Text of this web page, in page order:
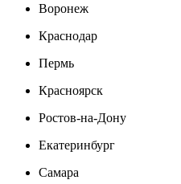
Воронеж
Краснодар
Пермь
Красноярск
Ростов-на-Дону
Екатеринбург
Самара